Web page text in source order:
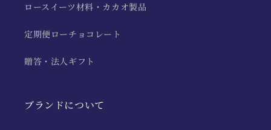
ロースイーツ材料・カカオ製品
定期便ローチョコレート
贈答・法人ギフト
ブランドについて